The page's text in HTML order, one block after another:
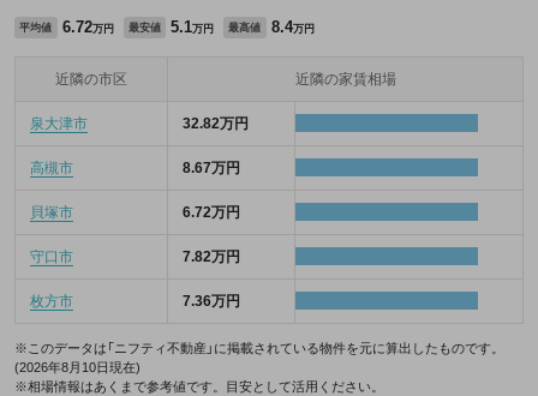
平均値 6.72万円 最安値 5.1万円 最高値 8.4万円
近隣の市区 近隣の家賃相場
泉大津市 32.82万円
高槻市 8.67万円
貝塚市 6.72万円
守口市 7.82万円
枚方市 7.36万円
※このデータは「ニフティ不動産」に掲載されている物件を元に算出したものです。
(2026年8月10日現在)
※相場情報はあくまで参考値です。目安として活用ください。